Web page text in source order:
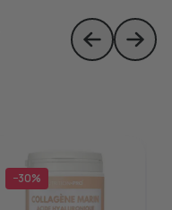
Skip toSkip
−30%